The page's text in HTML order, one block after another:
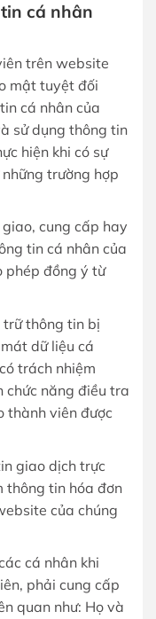
cá nhân
trên website
mật tuyệt đối
cá nhân của
sử dụng thông tin
hiện khi có sự
trường hợp
cung cấp hay
tin cá nhân của
phép đồng ý từ
trữ thông tin bị
dữ liệu cá
trách nhiệm
chức năng điều tra
thành viên được
giao dịch trực
thông tin hóa đơn
của chúng
cá nhân khi
phải cung cấp
quan như: Họ và